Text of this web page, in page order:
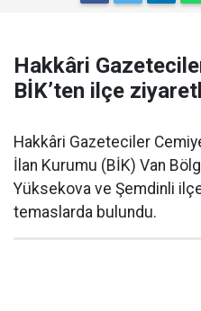
Hakkâri
BİK’ten ilçe
Hakkâri Gazeteciler
İlan Kurumu (BİK) Van
Yüksekova ve Şemdinli
temaslarda bulundu.